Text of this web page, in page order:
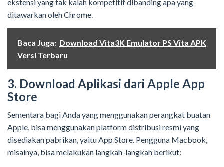
ditawarkan oleh Chrome.
Baca Juga: Download Vita3K Emulator PS Vita APK
Versi Terbaru
3. Download Aplikasi dari Apple App
Store
Sementara bagi Anda yang menggunakan perangkat buatan
Apple, bisa menggunakan platform distribusi resmi yang
disediakan pabrikan, yaitu App Store. Pengguna Macbook,
misalnya, bisa melakukan langkah-langkah berikut: